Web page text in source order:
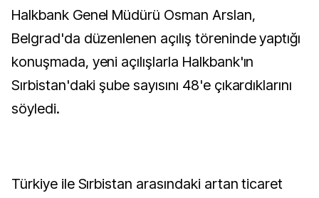
Halkbank Genel Müdürü Osman Arslan,
Belgrad'da düzenlenen açılış töreninde yaptığı
konuşmada, yeni açılışlarla Halkbank'ın
Sırbistan'daki şube sayısını 48'e çıkardıklarını
söyledi.
Türkiye ile Sırbistan arasındaki artan ticaret